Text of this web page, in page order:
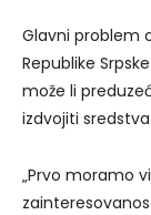
Glavni problem
Republike
može li
izdvojiti
„Prvo moramo